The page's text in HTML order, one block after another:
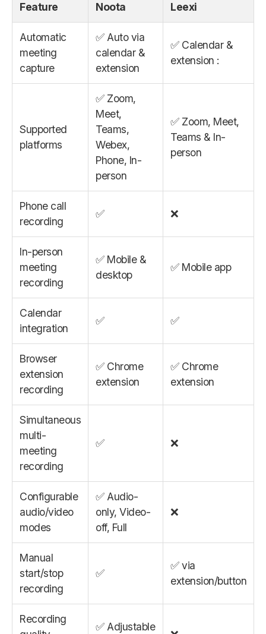
Feature Noota Leexi
Automatic
meeting
capture
✅ Auto via
calendar &
extension
✅ Calendar &
extension :
Supported
platforms
✅ Zoom,
Meet,
Teams,
Webex,
Phone, In-
person
✅ Zoom, Meet,
Teams & In-
person
Phone call
recording
✅ ❌
In-person
meeting
recording
✅ Mobile &
desktop
✅ Mobile app
Calendar
integration
✅ ✅
Browser
extension
recording
✅ Chrome
extension
✅ Chrome
extension
Simultaneous
multi-
meeting
recording
✅ ❌
Configurable
audio/video
modes
✅ Audio-
only, Video-
off, Full
❌
Manual
start/stop
recording
✅
✅ via
extension/button
Recording
✅ Adjustable